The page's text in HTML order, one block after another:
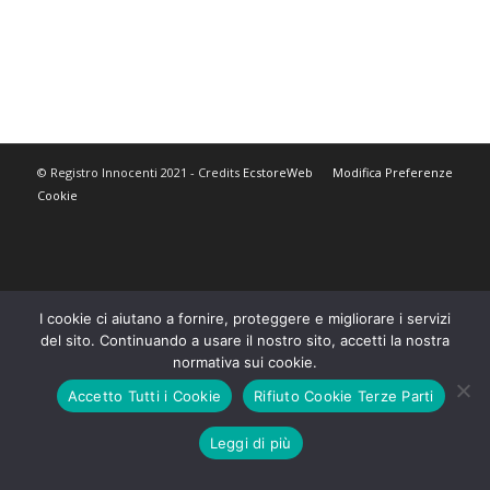
© Registro Innocenti 2021 - Credits EcstoreWeb
Modifica Preferenze
Cookie
I cookie ci aiutano a fornire, proteggere e migliorare i servizi
del sito. Continuando a usare il nostro sito, accetti la nostra
normativa sui cookie.
Accetto Tutti i Cookie
Rifiuto Cookie Terze Parti
Leggi di più